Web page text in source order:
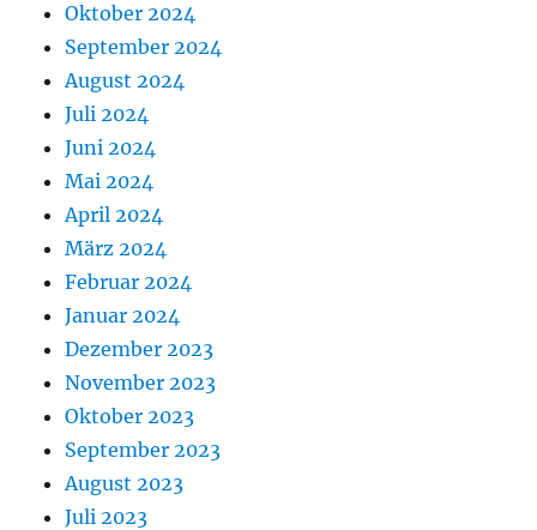
Oktober 2024
September 2024
August 2024
Juli 2024
Juni 2024
Mai 2024
April 2024
März 2024
Februar 2024
Januar 2024
Dezember 2023
November 2023
Oktober 2023
September 2023
August 2023
Juli 2023